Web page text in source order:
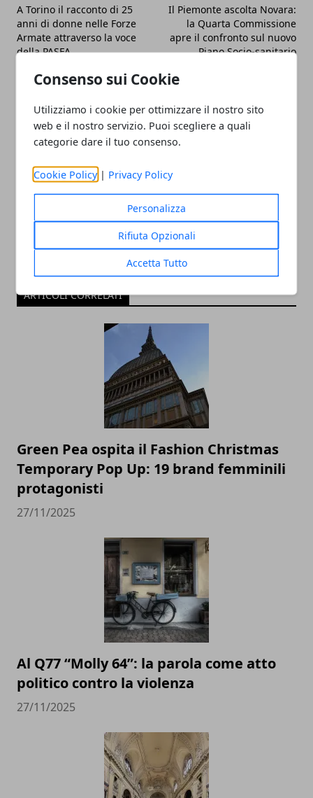
Consenso sui Cookie
Utilizziamo i cookie per ottimizzare il nostro sito
web e il nostro servizio. Puoi scegliere a quali
categorie dare il tuo consenso.
Cookie Policy | Privacy Policy
Personalizza
Rifiuta Opzionali
Accetta Tutto
A Torino il racconto di 25
anni di donne nelle Forze
Armate attraverso la voce
della PASFA
Il Piemonte ascolta Novara:
la Quarta Commissione
apre il confronto sul nuovo
Piano Socio-sanitario
ARTICOLI CORRELATI
Green Pea ospita il Fashion Christmas
Temporary Pop Up: 19 brand femminili
protagonisti
27/11/2025
Al Q77 “Molly 64”: la parola come atto
politico contro la violenza
27/11/2025